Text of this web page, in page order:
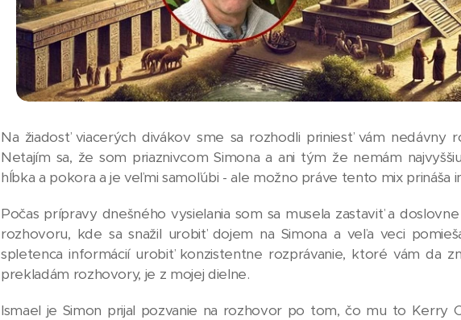
Na žiadosť viacerých divákov sme sa rozhodli priniesť vám nedávny
Netajím sa, že som priaznivcom Simona a ani tým že nemám
hĺbka a pokora a je veľmi samoľúbi - ale možno práve tento mix
Počas prípravy dnešného vysielania som sa musela zastaviť a
rozhovoru, kde sa snažil urobiť dojem na Simona a veľa veci
spletenca informácií urobiť konzistentne rozprávanie, ktoré vám da
prekladám rozhovory, je z mojej dielne.
Ismael je Simon prijal pozvanie na rozhovor po tom, čo mu to Kerry